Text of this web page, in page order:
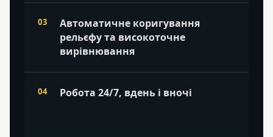
Автоматичне коригування
рельєфу та високоточне
вирівнювання
Робота 24/7, вдень і вночі